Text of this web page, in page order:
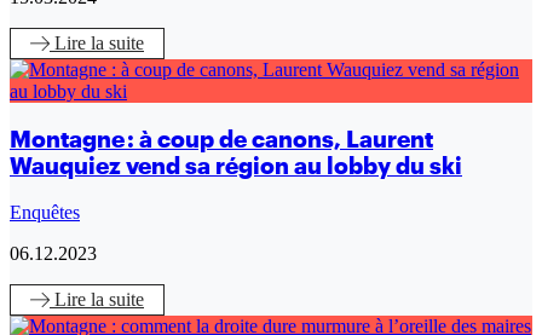
Lire la suite
Montagne : à coup de canons, Laurent
Wauquiez vend sa région au lobby du ski
Enquêtes
06.12.2023
Lire la suite